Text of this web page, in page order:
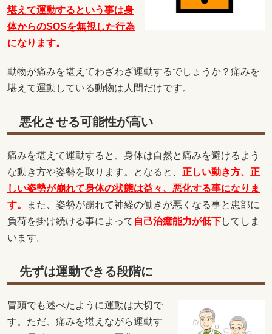
堪えて運動するという事は身
体からのSOSを無視した行為
になります。
動物が痛みを堪えてわざわざ運動するでしょうか？痛みを
堪えて運動している動物は人間だけです。
悪化させる可能性が高い
痛みを堪えて運動すると、身体は自然と痛みを避けるよう
な動き方や姿勢を取ります。となると、 正しい動き方、正
しい姿勢が崩れて身体の状態は益々、悪化する事になりま
す。
また、姿勢が崩れて神経の働きが悪くなる事と患部に
負荷を掛け続ける事によって 自己治癒能力が低下してしま
います。
先ずは運動できる段階に
冒頭でも述べたように運動は大切で
す。ただ、痛みを堪えながら運動す